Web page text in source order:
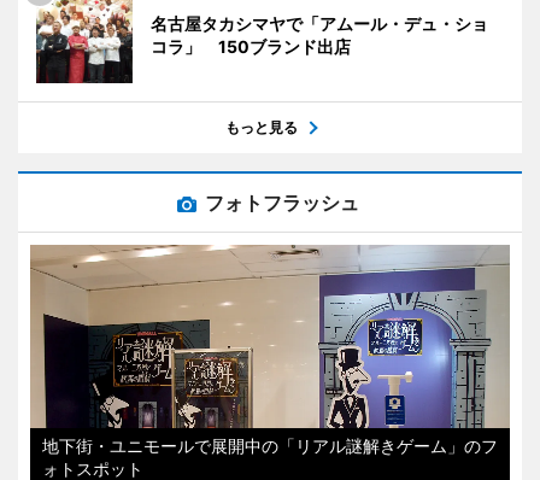
名古屋タカシマヤで「アムール・デュ・ショ
コラ」 150ブランド出店
もっと見る
フォトフラッシュ
地下街・ユニモールで展開中の「リアル謎解きゲーム」のフ
ォトスポット